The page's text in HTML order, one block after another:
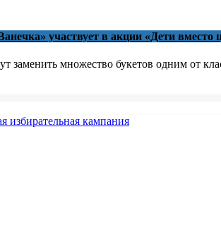
участвует в акции «Дети вместо
заменить множество букетов одним от